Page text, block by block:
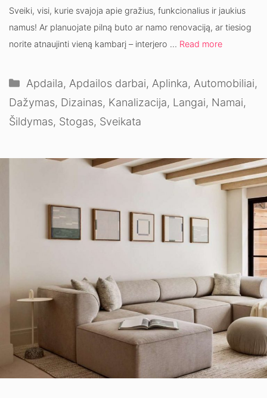
Sveiki, visi, kurie svajoja apie gražius, funkcionalius ir jaukius
namus! Ar planuojate pilną buto ar namo renovaciją, ar tiesiog
norite atnaujinti vieną kambarį – interjero … Read more
Kategorijos
Apdaila, Apdailos darbai, Aplinka, Automobiliai,
Dažymas, Dizainas, Kanalizacija, Langai, Namai,
Šildymas, Stogas, Sveikata